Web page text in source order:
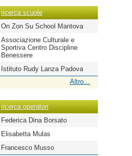
ricerca scuole
On Zon Su School Mantova
Associazione Culturale e
Sportiva Centro Discipline
Benessere
Istituto Rudy Lanza Padova
scuole
-
Altro…
ricerca operatori
Federica Dina Borsato
Elisabetta Mulas
Francesco Musso